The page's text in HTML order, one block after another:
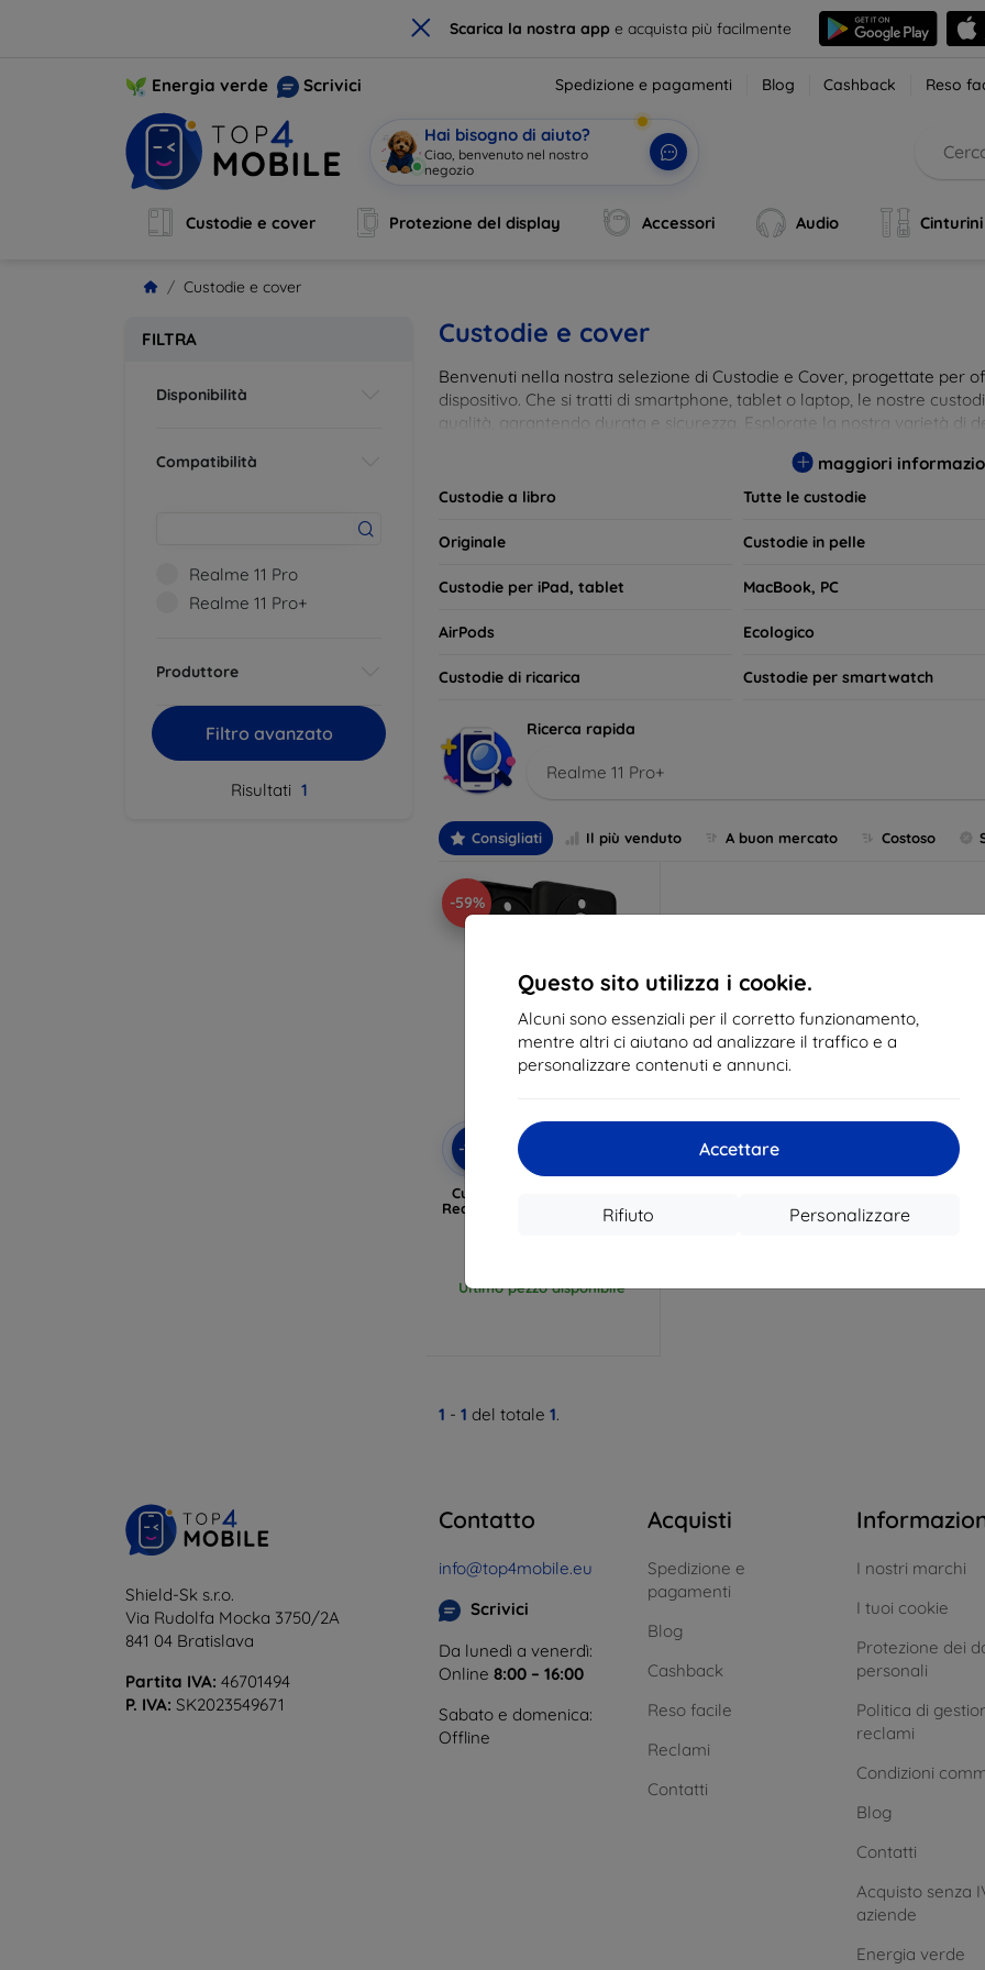
× Scarica la nostra appe acquista più facilmente
Questo sito utilizza i cookie.
Alcuni sono essenziali per il corretto funzionamento,
mentre altri ci aiutano ad analizzare il traffico e a
personalizzare contenuti e annunci.
Accettare
Personalizzare
Rifiuto
Energia verde Scrivici Spedizione e pagamenti Blog Cashback Reso
Hai bisogno di aiuto?
Ciao, benvenuto nel nostro
negozio
Custodie e cover Protezione del display Accessori Audio Cinturini
Custodie e cover
FILTRA
Disponibilità
Compatibilità
Realme 11 Pro
Realme 11 Pro+
Produttore
Filtro avanzato
Risultati 1
Custodie e cover
Benvenuti nella nostra selezione di Custodie e Cover, progettate per
dispositivo. Che si tratti di smartphone, tablet o laptop, le nostre
qualità, garantendo durata e sicurezza. Esplorate la nostra varietà di
maggiori
Custodie a libro Tutte le custodie
Originale Custodie in pelle
Custodie per iPad, tablet MacBook, PC
AirPods Ecologico
Custodie di ricarica Custodie per smartwatch
Ricerca rapida
Realme 11 Pro+
Consigliati Il più venduto A buon mercato Costoso
-59%
-10%
Codice
sconto
Custodia in silicone Beline
Realme 11 Pro / 11 Pro+ nera
Ultimo pezzo disponibile
1 - 1 del totale 1.
Shield-Sk s.r.o.
Via Rudolfa Mocka 3750/2A
841 04 Bratislava
Partita IVA: 46701494
P. IVA: SK2023549671
Contatto
info@top4mobile.eu
Scrivici
Da lunedì a venerdì:
Online 8:00 – 16:00
Sabato e domenica:
Offline
Acquisti
Spedizione e
pagamenti
Blog
Cashback
Reso facile
Reclami
Contatti
I nostri marchi
I tuoi cookie
Protezione dei
personali
Politica di
reclami
Condizioni
Blog
Contatti
Acquisto senza
aziende
Energia verde